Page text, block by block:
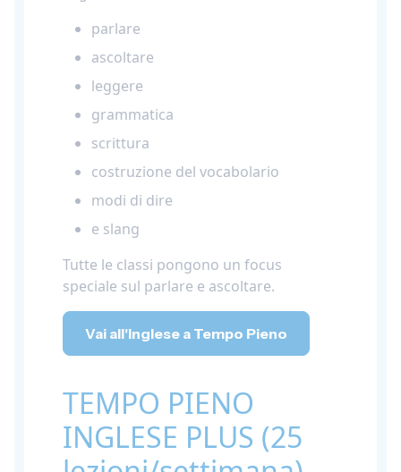
parlare
ascoltare
leggere
grammatica
scrittura
costruzione del vocabolario
modi di dire
e slang
Tutte le classi pongono un focus
speciale sul parlare e ascoltare.
Vai all'Inglese a Tempo Pieno
TEMPO PIENO
INGLESE PLUS (25